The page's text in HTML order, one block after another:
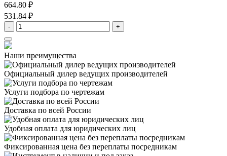
664.80 ₽
531.84 ₽
- +
Наши преимущества
Официальный дилер ведущих производителей
Услуги подбора по чертежам
Доставка по всей России
Удобная оплата для юридических лиц
Фиксированная цена без переплаты посредникам